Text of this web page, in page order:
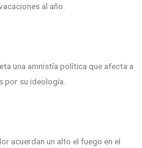
al año.
una amnistía política que afecta a
por su ideología.
acuerdan un alto el fuego en el